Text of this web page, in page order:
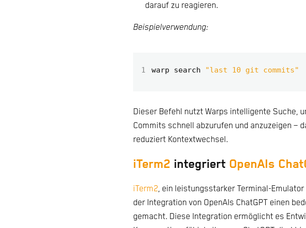
darauf zu reagieren.
Beispielverwendung:
1 warp search "last 10 git commits"
Dieser Befehl nutzt Warps intelligente Suche,
Commits schnell abzurufen und anzuzeigen –
reduziert Kontextwechsel.
iTerm2 integriert OpenAIs
iTerm2, ein leistungsstarker Terminal-
der Integration von OpenAIs ChatGPT einen
gemacht. Diese Integration ermöglicht es